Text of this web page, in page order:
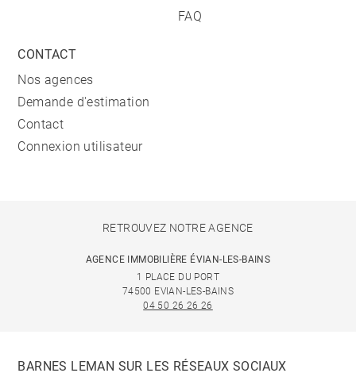
FAQ
CONTACT
Nos agences
Demande d'estimation
Contact
Connexion utilisateur
RETROUVEZ NOTRE AGENCE
AGENCE IMMOBILIÈRE ÉVIAN-LES-BAINS
1 PLACE DU PORT
74500 EVIAN-LES-BAINS
04 50 26 26 26
BARNES LEMAN SUR LES RÉSEAUX SOCIAUX